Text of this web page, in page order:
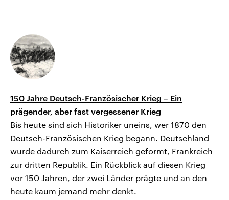
150 Jahre Deutsch-Französischer Krieg – Ein
prägender, aber fast vergessener Krieg
Bis heute sind sich Historiker uneins, wer 1870 den
Deutsch-Französischen Krieg begann. Deutschland
wurde dadurch zum Kaiserreich geformt, Frankreich
zur dritten Republik. Ein Rückblick auf diesen Krieg
vor 150 Jahren, der zwei Länder prägte und an den
heute kaum jemand mehr denkt.